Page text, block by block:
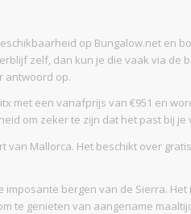
op Bungalow.net en
zelf, dan kun je die vaak via de
antwoord op.
met een vanafprijs van €951 en
om zeker te zijn dat het past bij
Mallorca. Het beschikt over
bergen van de Sierra.
te genieten van aangename